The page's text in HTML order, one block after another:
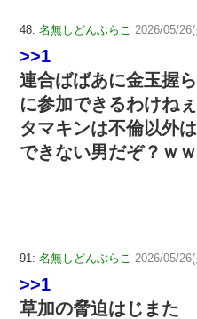
48: 名無しどんぶらこ 2026/05/
>>1
連合ばばあに金玉握
に参加できるわけね
タマキンは不倫以外
できない男だぞ？ｗ
91: 名無しどんぶらこ 2026/05/
>>1
草加の脅迫はじまた